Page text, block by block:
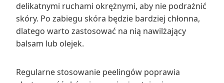
delikatnymi ruchami okrężnymi, aby nie podrażnić
skóry. Po zabiegu skóra będzie bardziej chłonna,
dlatego warto zastosować na nią nawilżający
balsam lub olejek.
Regularne stosowanie peelingów poprawia